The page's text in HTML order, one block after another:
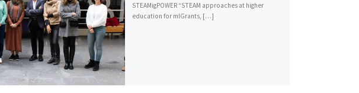
STEAMigPOWER “STEAM approaches at higher
education for mIGrants, […]